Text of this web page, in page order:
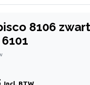
8106